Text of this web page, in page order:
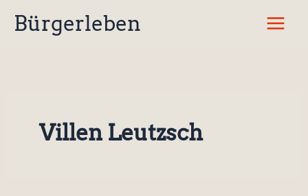
InhaltBürgerleben
Villen Leutzsch